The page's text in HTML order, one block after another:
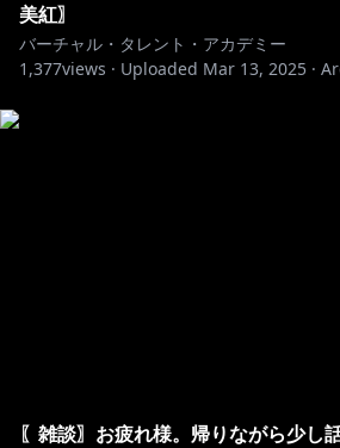
美紅〗
バーチャル・タレント・アカデミー
1,377views · Uploaded Mar 13, 2025 ·
〖雑談〗お疲れ様。帰りながら少し